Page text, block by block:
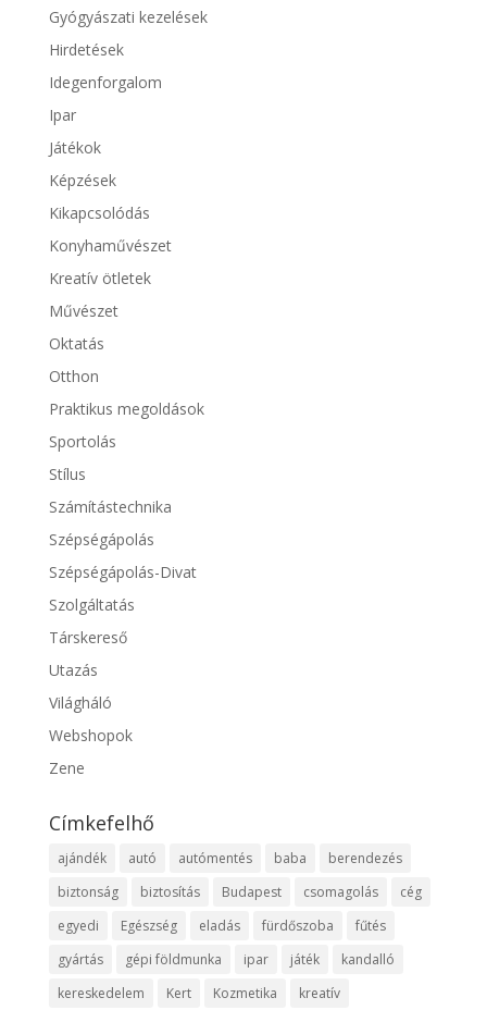
Gyógyászati kezelések
Hirdetések
Idegenforgalom
Ipar
Játékok
Képzések
Kikapcsolódás
Konyhaművészet
Kreatív ötletek
Művészet
Oktatás
Otthon
Praktikus megoldások
Sportolás
Stílus
Számítástechnika
Szépségápolás
Szépségápolás-Divat
Szolgáltatás
Társkereső
Utazás
Világháló
Webshopok
Zene
Címkefelhő
ajándék autó autómentés baba
berendezés
biztonság
biztosítás Budapest csomagolás
cég
egyedi
Egészség eladás fürdőszoba
fűtés
gyártás
gépi földmunka ipar játék
kandalló
kereskedelem
Kert Kozmetika kreatív